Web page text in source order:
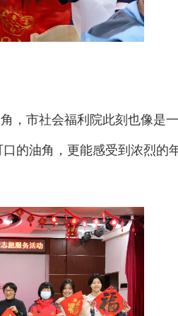
，市社会福利院此刻也像是
的油角，更能感受到浓烈的